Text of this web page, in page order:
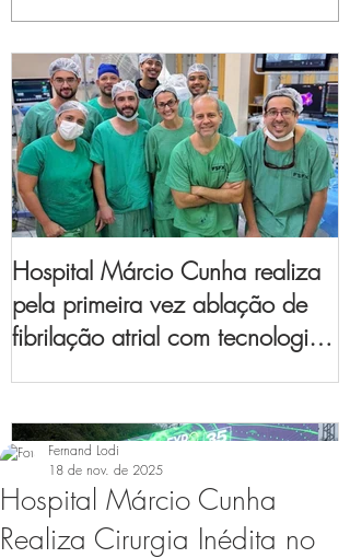
Hospital Márcio Cunha realiza
pela primeira vez ablação de
fibrilação atrial com tecnologia
Hospital Márcio Cunha
Realiza Cirurgia Inédita no
Fernand Lodi
18 de nov. de 2025